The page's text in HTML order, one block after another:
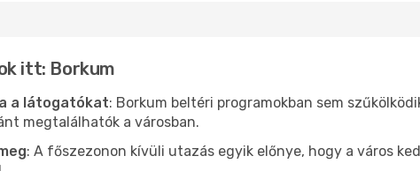
itt: Borkum
a látogatókat: Borkum beltéri programokban sem
megtalálhatók a városban.
: A főszezonon kívüli utazás egyik előnye, hogy a város